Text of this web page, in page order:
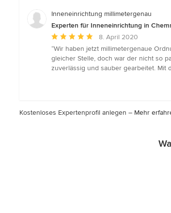
Sternen
Inneneinrichtung millimetergenau
Experten für Inneneinrichtung in
Durchschnittliche
Bewertung:
5
von
8. April 2020
“Wir haben jetzt millimetergenaue
gleicher Stelle, doch war der nicht so
zuverlässig und sauber gearbeitet. Mit
Kostenloses Expertenprofil anlegen – Mehr